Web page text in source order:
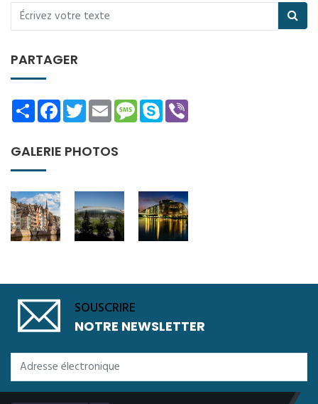
PARTAGER
ShareFacebookTwitterEmailMessage
Skype
GALERIE PHOTOS
SOUSCRIRE
NOTRE NEWSLETTER